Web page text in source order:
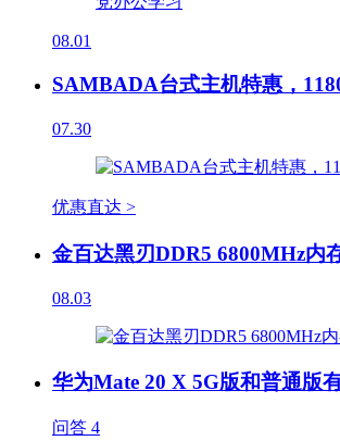
08.01
SAMBADA台式主机特惠，
07.30
优惠直达 >
金百达黑刃DDR5 6800MHz内
08.03
华为Mate 20 X 5G版和普通版
问答 4